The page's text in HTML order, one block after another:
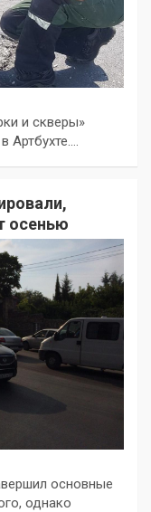
и скверы»
Артбухте.…
осенью
основные
однако